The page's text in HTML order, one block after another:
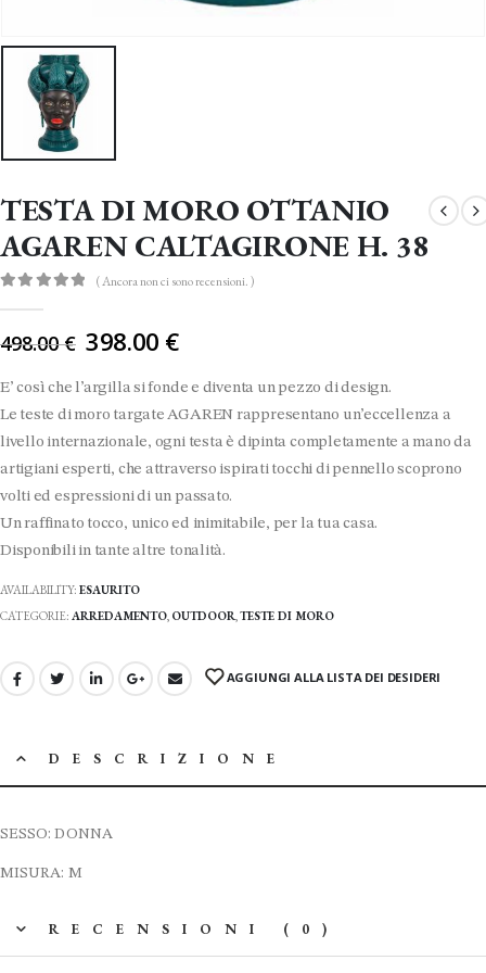
TESTA DI MORO OTTANIO
AGAREN CALTAGIRONE H. 38
( Ancora non ci sono recensioni. )
498.00€ Il
originale
era:
498.00 €.
398.00 €
E’ così che l’argilla si fonde e diventa un pezzo di design.
Le teste di moro targate AGAREN rappresentano un’eccellenza a
livello internazionale, ogni testa è dipinta completamente a mano da
artigiani esperti, che attraverso ispirati tocchi di pennello scoprono
volti ed espressioni di un passato.
Un raffinato tocco, unico ed inimitabile, per la tua casa.
Disponibili in tante altre tonalità.
AVAILABILITY: ESAURITO
CATEGORIE: ARREDAMENTO, OUTDOOR,TESTE DI MORO
AGGIUNGI ALLA LISTA DEI DESIDERI
DESCRIZIONE
SESSO: DONNA
MISURA: M
RECENSIONI (0)